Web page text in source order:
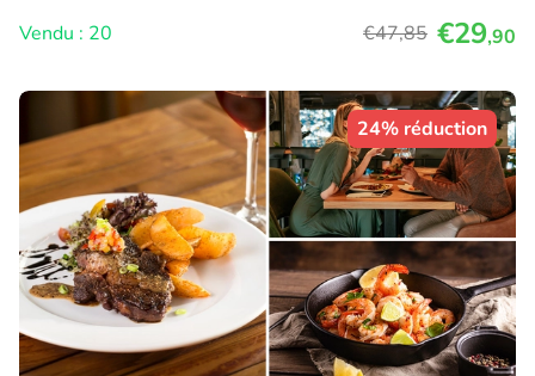
Vendu : 20
€47,85 €29,90
24% réduction